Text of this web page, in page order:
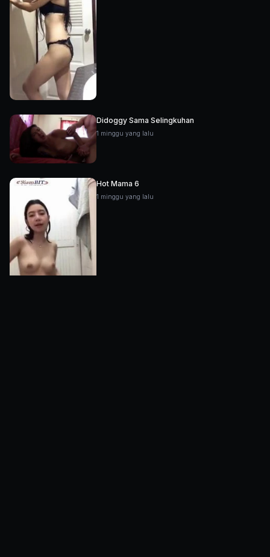
Didoggy Sama Selingkuhan
1 minggu yang lalu
Hot Mama 6
1 minggu yang lalu